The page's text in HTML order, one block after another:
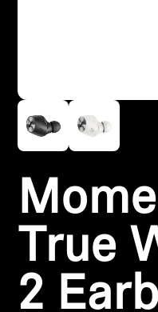
Gehoor per categorie
TV-koptelefoons voor
Gehoorbronnen
Originele
True
2